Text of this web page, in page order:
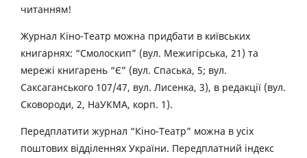
читанням!
Журнал Кіно-Театр можна придбати в київських
книгарнях: “Смолоскип” (вул. Межигірська, 21) та
мережі книгарень “Є” (вул. Спаська, 5; вул.
Саксаганського 107/47, вул. Лисенка, 3), в редакції (вул.
Сковороди, 2, НаУКМА, корп. 1).
Передплатити журнал “Кіно-Театр” можна в усіх
поштових відділеннях України. Передплатний індекс